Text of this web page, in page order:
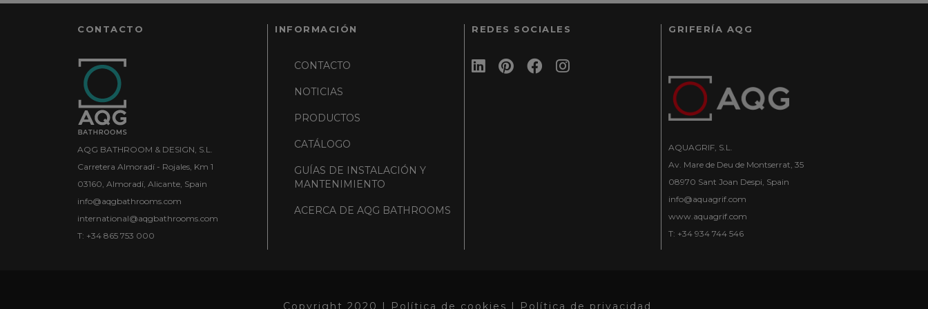
CONTACTO
AQG BATHROOM & DESIGN, S.L.
Carretera Almoradí - Rojales, Km 1
03160, Almoradí, Alicante, Spain
info@aqgbathrooms.com
international@aqgbathrooms.com
T: +34 865 753 000
INFORMACIÓN
CONTACTO
NOTICIAS
PRODUCTOS
CATÁLOGO
GUÍAS DE INSTALACIÓN Y
MANTENIMIENTO
ACERCA DE AQG BATHROOMS
REDES SOCIALES GRIFERÍA AQG
AQUAGRIF, S.L.
Av. Mare de Deu de Montserrat, 35
08970 Sant Joan Despi, Spain
info@aquagrif.com
www.aquagrif.com
T: +34 934 744 546
Copyright 2020 | Política de cookies | Política de privacidad